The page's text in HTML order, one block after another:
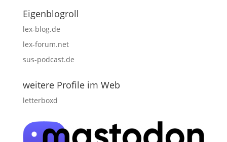
Eigenblogroll
lex-blog.de
lex-forum.net
sus-podcast.de
weitere Profile im Web
letterboxd